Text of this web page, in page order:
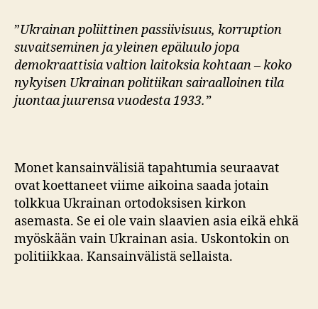
”Ukrainan poliittinen passiivisuus, korruption
suvaitseminen ja yleinen epäluulo jopa
demokraattisia valtion laitoksia kohtaan – koko
nykyisen Ukrainan politiikan sairaalloinen tila
juontaa juurensa vuodesta 1933.”
Monet kansainvälisiä tapahtumia seuraavat
ovat koettaneet viime aikoina saada jotain
tolkkua Ukrainan ortodoksisen kirkon
asemasta. Se ei ole vain slaavien asia eikä ehkä
myöskään vain Ukrainan asia. Uskontokin on
politiikkaa. Kansainvälistä sellaista.